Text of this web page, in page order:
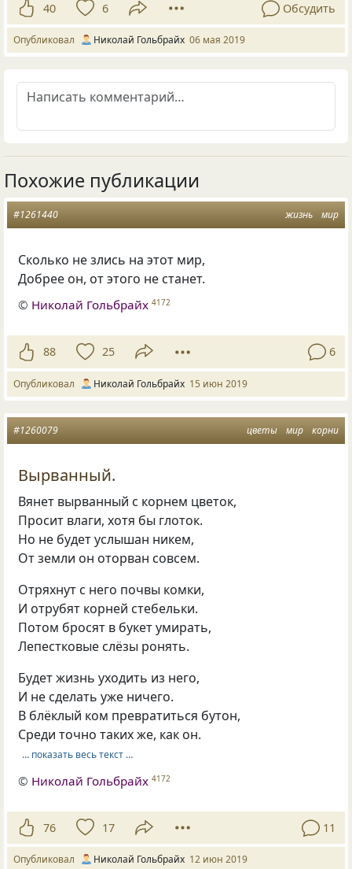
40 6 Обсудить
Опубликовал Николай Гольбрайх 06 мая 2019
Похожие публикации
жизнь мир
#1261440
Сколько не злись на этот мир,
Добрее он, от этого не станет.
© Николай Гольбрайх 4172
88 25 6
Опубликовал Николай Гольбрайх 15 июн 2019
цветы мир корни
#1260079
Вырванный.
Вянет вырванный с корнем цветок,
Просит влаги, хотя бы глоток.
Но не будет услышан никем,
От земли он оторван совсем.
Отряхнут с него почвы комки,
И отрубят корней стебельки.
Потом бросят в букет умирать,
Лепестковые слёзы ронять.
Будет жизнь уходить из него,
И не сделать уже ничего.
В блёклый ком превратиться бутон,
Среди точно таких же, как он.
… показать весь текст …
© Николай Гольбрайх 4172
76 17 11
Опубликовал Николай Гольбрайх 12 июн 2019